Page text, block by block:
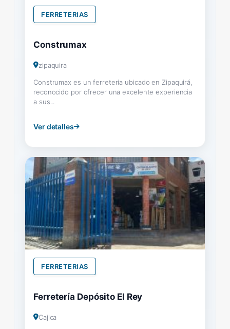
FERRETERIAS
Construmax
zipaquira
Construmax es un ferretería ubicado en Zipaquirá,
reconocido por ofrecer una excelente experiencia
a sus...
Ver detalles
FERRETERIAS
Ferretería Depósito El Rey
Cajica